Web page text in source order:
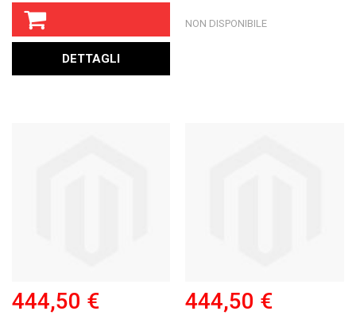
DETTAGLI
NON DISPONIBILE
444,50 € 444,50 €